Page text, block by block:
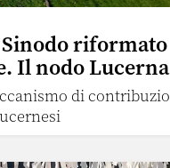
riformato
Il nodo Lucerna
di